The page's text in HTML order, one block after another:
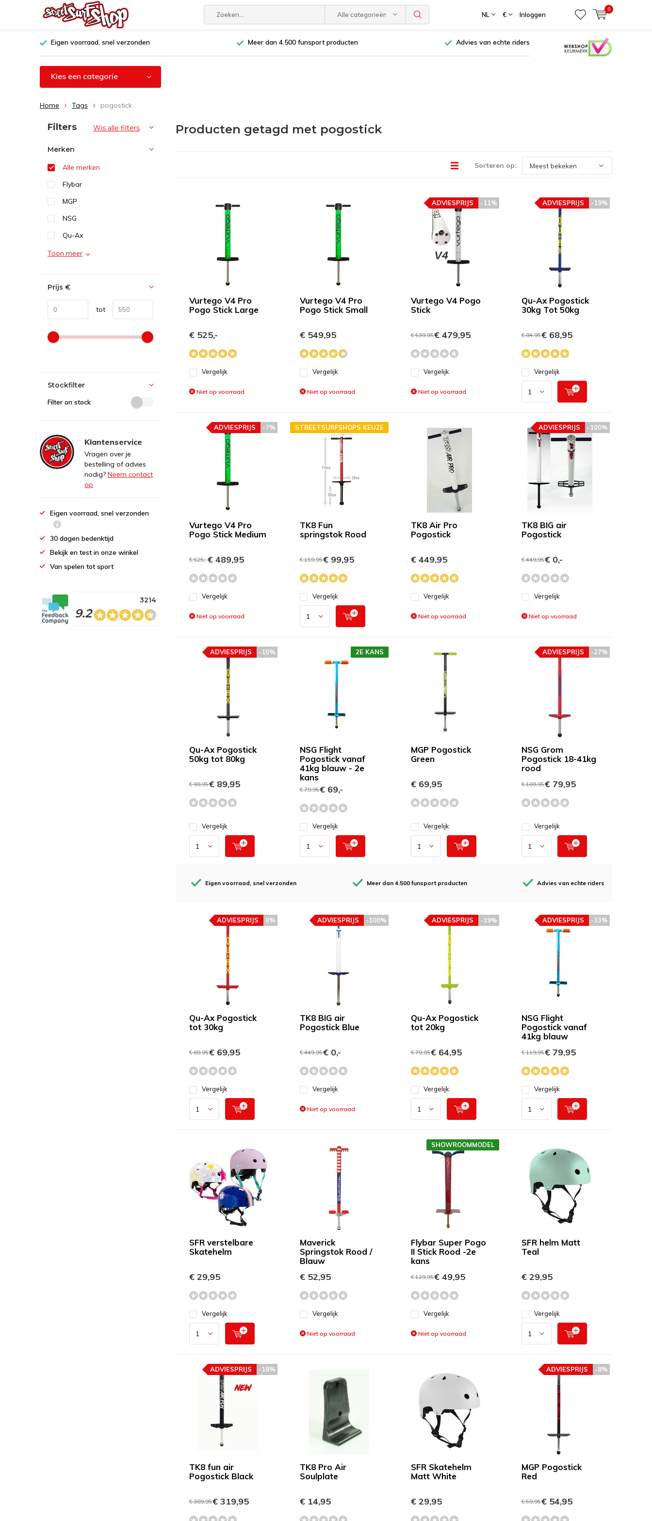
Alle categorieën NL € Inloggen
0
Eigen voorraad, snel verzonden Meer dan 4.500 funsport producten Advies van echte riders
Kies een categorie
Home Tags pogostick
Producten getagd met pogostick
Sorteren op:
Vurtego V4 Pro
Pogo Stick Large
€ 525,-
Vergelijk
Niet op voorraad
Vurtego V4 Pro
Pogo Stick Small
€ 549,95
Vergelijk
Niet op voorraad
Vurtego V4 Pogo
Stick
-11%
ADVIESPRIJS
€ 539,95€ 479,95
Vergelijk
Niet op voorraad
Qu-Ax Pogostick
30kg Tot 50kg
-19%
ADVIESPRIJS
€ 84,95€ 68,95
Vergelijk
Vurtego V4 Pro
Pogo Stick Medium
-7%
ADVIESPRIJS
€ 525,-€ 489,95
Vergelijk
Niet op voorraad
TK8 Fun
springstok Rood
STREETSURFSHOPS KEUZE
€ 159,95€ 99,95
Vergelijk
TK8 Air Pro
Pogostick
€ 449,95
Vergelijk
Niet op voorraad
TK8 BIG air
Pogostick
-100%
ADVIESPRIJS
€ 449,95€ 0,-
Vergelijk
Niet op voorraad
Qu-Ax Pogostick
50kg tot 80kg
-10%
ADVIESPRIJS
€ 99,95€ 89,95
Vergelijk
NSG Flight
Pogostick vanaf
41kg blauw - 2e
kans
2E KANS
€ 79,95€ 69,-
Vergelijk
MGP Pogostick
Green
€ 69,95
Vergelijk
NSG Grom
Pogostick 18-41kg
rood
-27%
ADVIESPRIJS
€ 109,95€ 79,95
Vergelijk
Eigen voorraad, snel verzonden Meer dan 4.500 funsport producten Advies van echte riders
Qu-Ax Pogostick
tot 30kg
0%
ADVIESPRIJS
€ 69,95€ 69,95
Vergelijk
TK8 BIG air
Pogostick Blue
-100%
ADVIESPRIJS
€ 449,95€ 0,-
Vergelijk
Niet op voorraad
Qu-Ax Pogostick
tot 20kg
-19%
ADVIESPRIJS
€ 79,95€ 64,95
Vergelijk
NSG Flight
Pogostick vanaf
41kg blauw
-33%
ADVIESPRIJS
€ 119,95€ 79,95
Vergelijk
SFR verstelbare
Skatehelm
€ 29,95
Vergelijk
Maverick
Springstok Rood /
Blauw
€ 52,95
Vergelijk
Niet op voorraad
Flybar Super Pogo
II Stick Rood -2e
kans
SHOWROOMMODEL
€ 129,95€ 49,95
Vergelijk
Niet op voorraad
SFR helm Matt
Teal
€ 29,95
Vergelijk
TK8 fun air
Pogostick Black
-18%
ADVIESPRIJS
€ 389,95€ 319,95
TK8 Pro Air
Soulplate
€ 14,95
SFR Skatehelm
Matt White
€ 29,95
MGP Pogostick
Red
-8%
ADVIESPRIJS
€ 59,95€ 54,95
Sorteren op:
Filters Wis alle filters
Merken
Alle merken
Flybar
MGP
NSG
Qu-Ax
Toon meer
Prijs €
tot
Stockfilter
Filter on stock
Klantenservice
Vragen over je
bestelling of advies
nodig? Neem contact
op
Eigen voorraad, snel verzonden
30 dagen bedenktijd
Bekijk en test in onze winkel
Van spelen tot sport
9.2
3214